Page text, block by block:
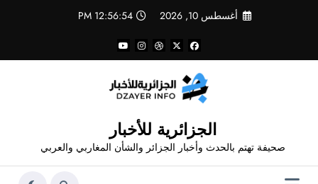
أغسطس 10, 2026 12:56:54 PM
الجزائرية للأخبار
صحيفة تهتم بالحدث وأخبار الجزائر والشأن المغاربي والعربي